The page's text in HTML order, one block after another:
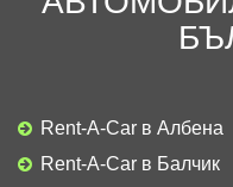
Rent-A-Car в Албена
Rent-A-Car в Балчик